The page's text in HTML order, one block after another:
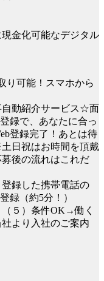
金化可能なデジタル
り可能！スマホから
自動紹介サービス☆面
録で、あなたに合っ
登録完了！あとは待
日祝はお時間を頂戴
後の流れはこれだ
登録した携帯電話の
録（約5分！）
（５）条件OK→働く
より入社のご案内